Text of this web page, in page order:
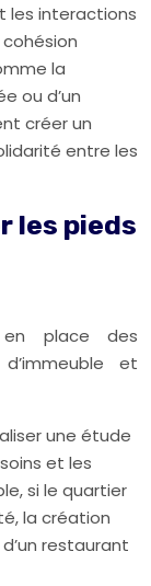
les interactions
la
ou d’un
créer un
entre les
les pieds
en place des
et
une étude
et les
si le quartier
la création
restaurant